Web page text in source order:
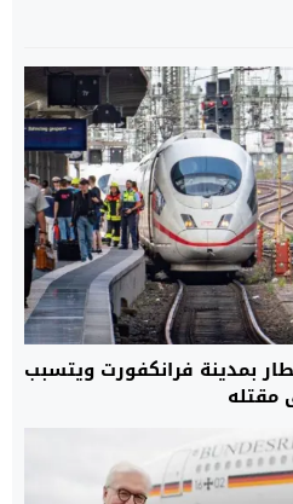
بمدينة فرانكفورت ويتسبب
مقتله